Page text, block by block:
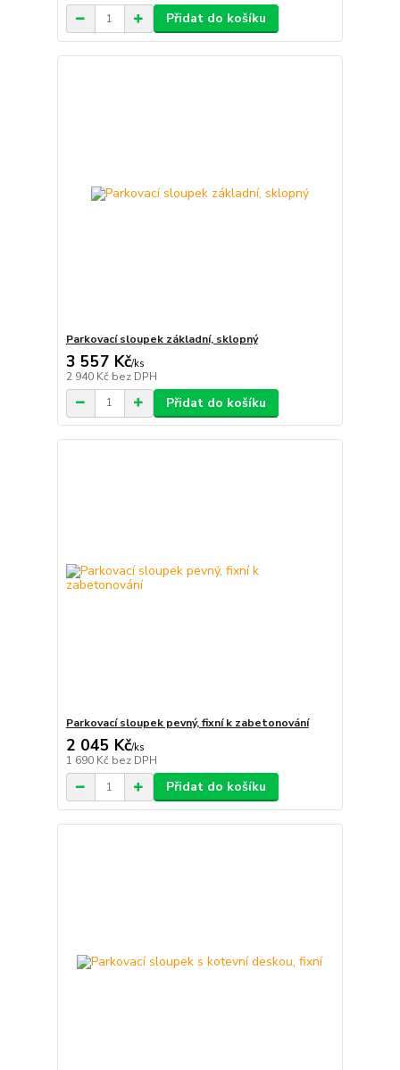
Přidat do košíku
Parkovací sloupek základní, sklopný
3 557 Kč/ks
2 940 Kč bez DPH
Přidat do košíku
Parkovací sloupek pevný, fixní k zabetonování
2 045 Kč/ks
1 690 Kč bez DPH
Přidat do košíku